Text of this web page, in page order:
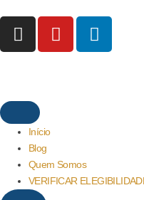
Início
Blog
Quem Somos
VERIFICAR